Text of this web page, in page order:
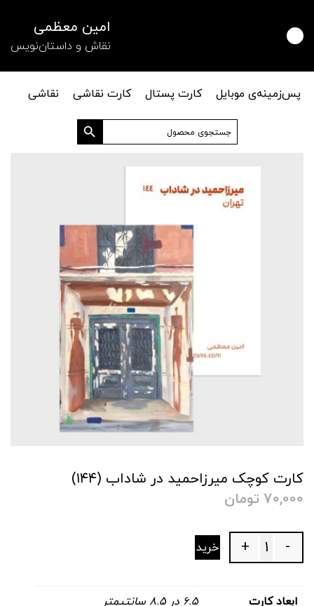
امین معظمی
نقاش و داستان‌نویس
پس‌زمینه‌ی موبایل کارت پستال کارت نقاشی
نقاشی
جستجو
برای:
دکمه جستجو
کارت کوچک میرزاحمید در شاداب (۱۴۴)
70,000 تومان
Quantity -
+ خرید
ابعاد کارت ۶.۵ در ۸.۵ سانتیمتر